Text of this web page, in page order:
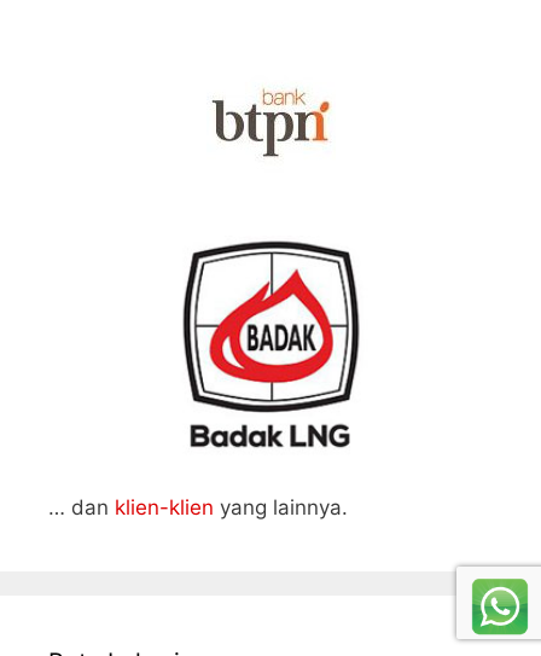
… dan klien-klien yang lainnya.